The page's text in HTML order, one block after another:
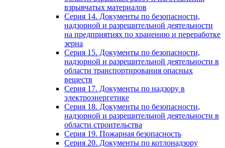
взрывчатых материалов
Серия 14. Документы по безопасности,
надзорной и разрешительной деятельности
на предприятиях по хранению и переработке
зерна
Серия 15. Документы по безопасности,
надзорной и разрешительной деятельности в
области транспортирования опасных
веществ
Серия 17. Документы по надзору в
электроэнергетике
Серия 18. Документы по безопасности,
надзорной и разрешительной деятельности в
области строительства
Серия 19. Пожарная безопасность
Серия 20. Документы по котлонадзору